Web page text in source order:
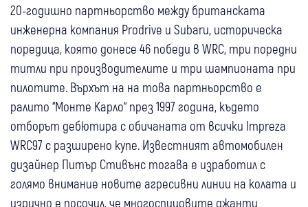
20-годишно партньорство между британската
инженерна компания Prodrive и Subaru, историческа
поредица, която донесе 46 победи в WRC, три поредни
титли при производителите и три шампионата при
пилотите. Върхът на на това партньорство е
ралито “Монте Карло“ през 1997 година, където
отборът дебютира с обичаната от всички Impreza
WRC97 с разширено купе. Известният автомобилен
дизайнер Питър Стивънс тогава е изработил с
голямо внимание новите агресивни линии на колата и
изрично е посочил, че многоспицовите джанти